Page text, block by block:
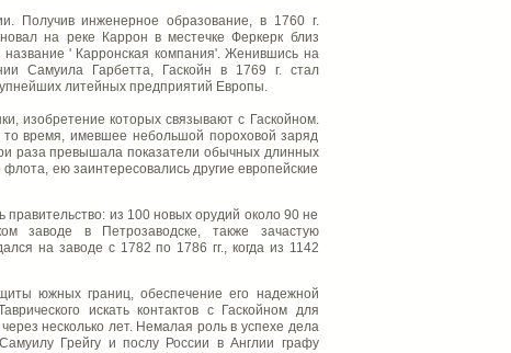
Получив инженерное образование, в 1760 г.
на реке Каррон в местечке Феркерк близ
название ' Карронская компания'. Женившись на
Самуила Гарбетта, Гаскойн в 1769 г. стал
литейных предприятий Европы.
изобретение которых связывают с Гаскойном.
то время, имевшее небольшой пороховой заряд
раза превышала показатели обычных длинных
ею заинтересовались другие европейские
правительство: из 100 новых орудий около 90 не
заводе в Петрозаводске, также зачастую
на заводе с 1782 по 1786 гг., когда из 1142
южных границ, обеспечение его надежной
искать контактов с Гаскойном для
несколько лет. Немалая роль в успехе дела
Грейгу и послу России в Англии графу